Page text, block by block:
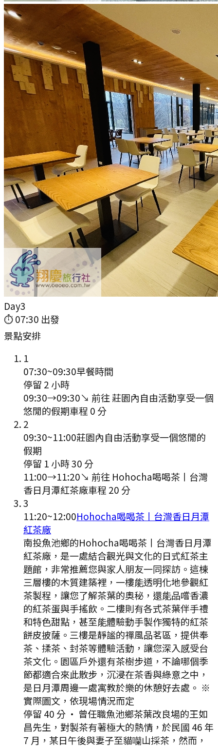
Day3
⏱07:30 出發
景點安排
1
07:30~09:30早餐時間
停留 2 小時
09:30→09:30↘ 前往 莊園內自由活動享受一個
悠閒的假期車程 0 分
2
09:30~11:00莊園內自由活動享受一個悠閒的
假期
停留 1 小時 30 分
11:00→11:20↘ 前往 Hohocha喝喝茶丨台灣
香日月潭紅茶廠車程 20 分
3
11:20~12:00Hohocha喝喝茶丨台灣香日月潭
紅茶廠
南投魚池鄉的Hohocha喝喝茶丨台灣香日月潭
紅茶廠，是一處結合觀光與文化的日式紅茶主
題館，非常推薦您與家人朋友一同探訪。這棟
三層樓的木質建築裡，一樓能透明化地參觀紅
茶製程，讓您了解茶葉的奧秘，還能品嚐香濃
的紅茶蛋與手搖飲。二樓則有各式茶葉伴手禮
和特色甜點，甚至能體驗動手製作獨特的紅茶
餅皮披薩。三樓是靜謐的禪風品茗區，提供奉
茶、揉茶、封茶等體驗活動，讓您深入感受台
茶文化。園區戶外還有茶樹步道，不論哪個季
節都適合來此散步，沉浸在茶香與綠意之中，
是日月潭周邊一處寓教於樂的休憩好去處。 ※
實際圖文，依現場情況而定
停留 40 分 · 曾任職魚池鄉茶葉改良場的王如
昌先生，對製茶有著極大的熱情，於民國 46 年
7 月，某日午後與妻子至貓囒山採茶，然而，